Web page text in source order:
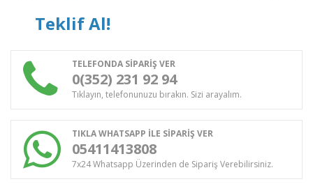
Teklif Al!
TELEFONDA SİPARİŞ VER
0(352) 231 92 94
Tıklayın, telefonunuzu bırakın. Sizi arayalım.
TIKLA WHATSAPP İLE SİPARİŞ VER
05411413808
7x24 Whatsapp Üzerinden de Sipariş Verebilirsiniz.